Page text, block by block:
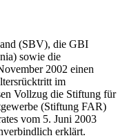
(SBV), die GBI
sowie die
2002 einen
im
Vollzug die Stiftung für
(Stiftung FAR)
vom 5. Juni 2003
erklärt.